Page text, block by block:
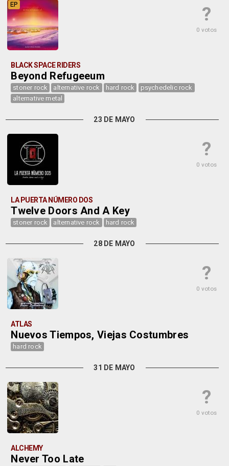
?
0 votos
EP
BLACK SPACE RIDERS
Beyond Refugeeum
stoner rock alternative rock hard rock
psychedelic rock
alternative metal
23 DE MAYO
?
0 votos
LA PUERTA NÚMERO DOS
Twelve Doors And A Key
stoner rock alternative rock hard rock
28 DE MAYO
?
0 votos
ATLAS
Nuevos Tiempos, Viejas Costumbres
hard rock
31 DE MAYO
?
0 votos
ALCHEMY
Never Too Late